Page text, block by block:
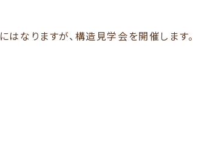
にはなりますが、構造見学会を開催します。